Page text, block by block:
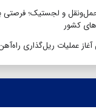
و لجستیک؛ فرصتی
کشور
عملیات ریل‌گذاری